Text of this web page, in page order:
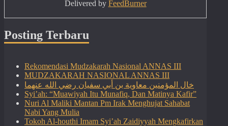
Delivered by FeedBurner
Posting Terbaru
Rekomendasi Mudzakarah Nasional ANNAS III
MUDZAKARAH NASIONAL ANNAS III
خال المؤمنين معاوية بن أبي سفيان رضي الله عنهما
Syi’ah: “Muawiyah Itu Munafiq, Dan Matinya Kafir”
Nuri Al Maliki Mantan Pm Irak Menghujat Sahabat
Nabi Yang Mulia
Tokoh Al-houthi Imam Syi’ah Zaidiyyah Mengkafirkan